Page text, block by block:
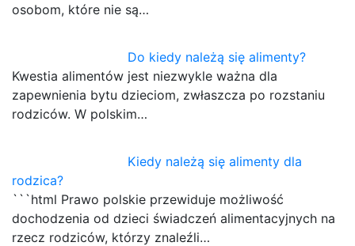
osobom, które nie są…
Do kiedy należą się alimenty?
Kwestia alimentów jest niezwykle ważna dla
zapewnienia bytu dzieciom, zwłaszcza po rozstaniu
rodziców. W polskim…
Kiedy należą się alimenty dla
rodzica?
```html Prawo polskie przewiduje możliwość
dochodzenia od dzieci świadczeń alimentacyjnych na
rzecz rodziców, którzy znaleźli…